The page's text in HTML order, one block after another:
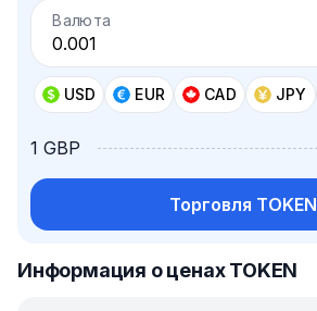
Валюта
USD EUR CAD JPY
1 GBP
Торговля TOKEN
Информация о ценах TOKEN